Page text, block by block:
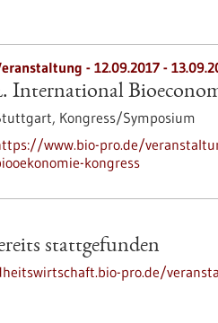
- 12.09.2017-
International
Kongress/Symposium
www.bio-pro.de/
kongress
stattgefunden
pro.de/